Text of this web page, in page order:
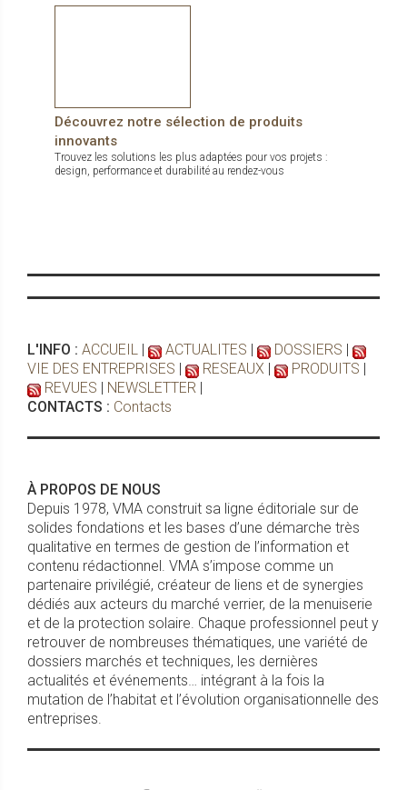
Découvrez notre sélection de produits
innovants
Trouvez les solutions les plus adaptées pour vos projets :
design, performance et durabilité au rendez-vous
L'INFO : ACCUEIL | ACTUALITES | DOSSIERS |
VIE DES ENTREPRISES | RESEAUX | PRODUITS |
REVUES | NEWSLETTER |
CONTACTS : Contacts
À PROPOS DE NOUS
Depuis 1978, VMA construit sa ligne éditoriale sur de
solides fondations et les bases d’une démarche très
qualitative en termes de gestion de l’information et
contenu rédactionnel. VMA s’impose comme un
partenaire privilégié, créateur de liens et de synergies
dédiés aux acteurs du marché verrier, de la menuiserie
et de la protection solaire. Chaque professionnel peut y
retrouver de nombreuses thématiques, une variété de
dossiers marchés et techniques, les dernières
actualités et événements… intégrant à la fois la
mutation de l’habitat et l’évolution organisationnelle des
entreprises.